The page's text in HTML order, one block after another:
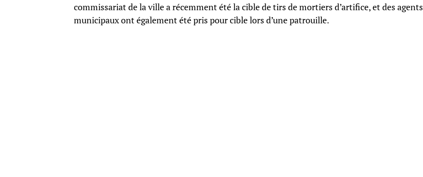
commissariat de la ville a récemment été la cible de tirs de mortiers d’artifice, et des agents
municipaux ont également été pris pour cible lors d’une patrouille.